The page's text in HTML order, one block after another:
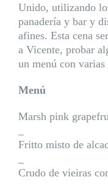
Unido, utilizando
panadería y bar y
afines. Esta cena
a Vicente, probar
un menú con varias
Menú
Marsh pink
Fritto misto de
Crudo de vieiras